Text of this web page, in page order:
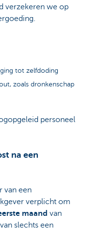
verzekeren we op
tot zelfdoding
zoals dronkenschap
personeel
na een
van een
verplicht om
maand van
slechts een